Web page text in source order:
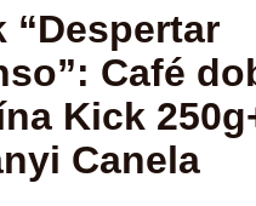
“Despertar
Café
Kick
Canela